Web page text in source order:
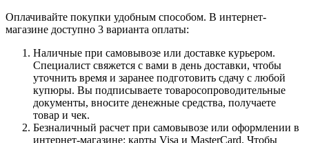
Оплачивайте покупки удобным способом. В интернет-
магазине доступно 3 варианта оплаты:
Наличные при самовывозе или доставке курьером.
Специалист свяжется с вами в день доставки, чтобы
уточнить время и заранее подготовить сдачу с любой
купюры. Вы подписываете товаросопроводительные
документы, вносите денежные средства, получаете
товар и чек.
Безналичный расчет при самовывозе или оформлении в
интернет-магазине: карты Visa и MasterCard. Чтобы